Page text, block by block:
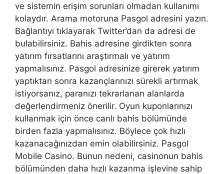
ve sistemin erişim sorunları olmadan kullanımı
kolaydır. Arama motoruna Pasgol adresini yazın.
Bağlantıyı tıklayarak Twitter’dan da adresi de
bulabilirsiniz. Bahis adresine girdikten sonra
yatırım fırsatlarını araştırmalı ve yatırım
yapmalısınız. Pasgol adresinize girerek yatırım
yaptıktan sonra kazançlarınızı sürekli artırmak
istiyorsanız, paranızı tekrarlanan alanlarda
değerlendirmeniz önerilir. Oyun kuponlarınızı
kullanmak için önce canlı bahis bölümünde
birden fazla yapmalısınız. Böylece çok hızlı
kazanacağınızdan emin olabilirsiniz. Pasgol
Mobile Casino. Bunun nedeni, casinonun bahis
bölümünden daha hızlı kazanma işlevine sahip